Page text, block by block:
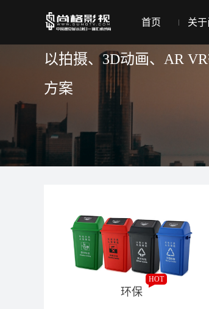
首页 关
光伏宣传片拍
以拍摄、3D动画、AR
方案
环保
HOT